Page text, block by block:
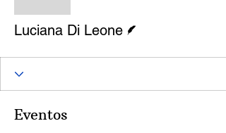
Luciana Di Leone
Eventos